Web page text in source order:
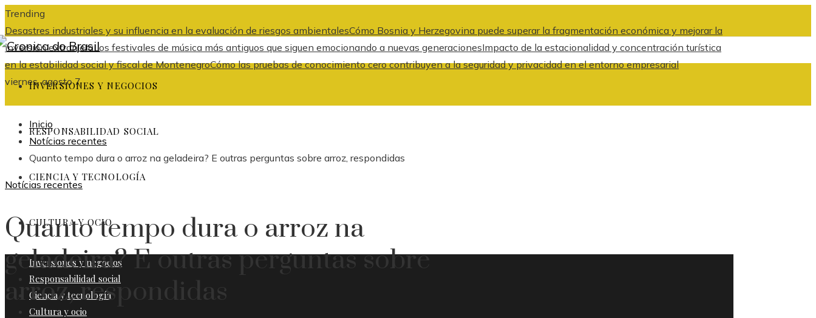
Trending
Desastres industriales y su influencia en la evaluación de riesgos ambientalesCómo Bosnia y Herzegovina puede superar la fragmentación económica y mejorar la
inversión extranjeraLos festivales de música más antiguos que siguen emocionando a nuevas generacionesImpacto de la estacionalidad y concentración turística
en la estabilidad social y fiscal de MontenegroCómo las pruebas de conocimiento cero contribuyen a la seguridad y privacidad en el entorno empresarial
viernes, agosto 7
INVERSIONES Y NEGOCIOS
RESPONSABILIDAD SOCIAL
CIENCIA Y TECNOLOGÍA
CULTURA Y OCIO
Inversiones y negocios
Responsabilidad social
Ciencia y tecnología
Cultura y ocio
Inicio
Notícias recentes
Quanto tempo dura o arroz na geladeira? E outras perguntas sobre arroz, respondidas
Notícias recentes
Quanto tempo dura o arroz na
geladeira? E outras perguntas sobre
arroz, respondidas